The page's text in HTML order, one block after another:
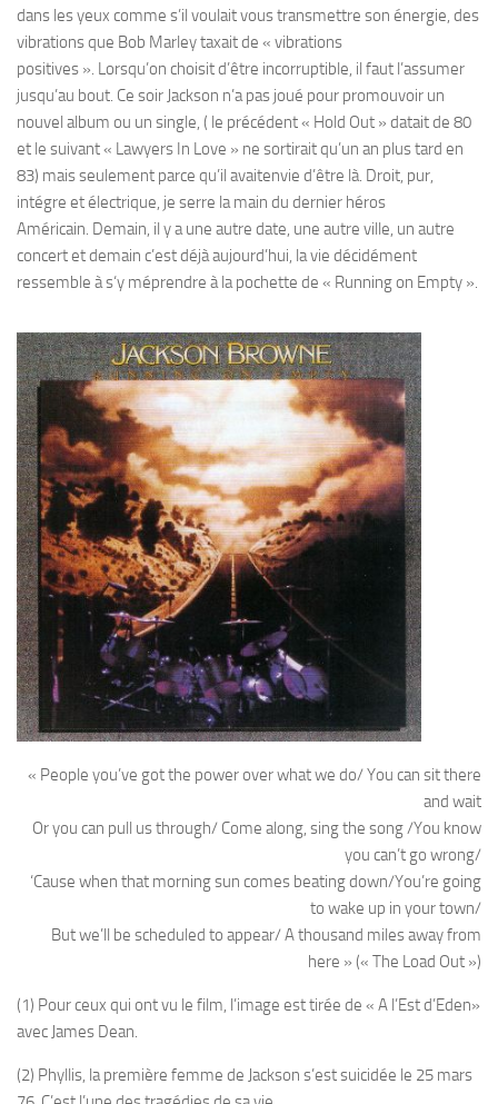
dans les yeux comme s’il voulait vous transmettre son énergie, des
vibrations que Bob Marley taxait de « vibrations
positives ». Lorsqu’on choisit d’être incorruptible, il faut l’assumer
jusqu’au bout. Ce soir Jackson n’a pas joué pour promouvoir un
nouvel album ou un single, ( le précédent « Hold Out » datait de 80
et le suivant « Lawyers In Love » ne sortirait qu’un an plus tard en
83) mais seulement parce qu’il avaitenvie d’être là. Droit, pur,
intégre et électrique, je serre la main du dernier héros
Américain. Demain, il y a une autre date, une autre ville, un autre
concert et demain c’est déjà aujourd’hui, la vie décidément
ressemble à s‘y méprendre à la pochette de « Running on Empty ».
« People you’ve got the power over what we do/ You can sit there
and wait
Or you can pull us through/ Come along, sing the song /You know
you can’t go wrong/
‘Cause when that morning sun comes beating down/You’re going
to wake up in your town/
But we’ll be scheduled to appear/ A thousand miles away from
here » (« The Load Out »)
(1) Pour ceux qui ont vu le film, l’image est tirée de « A l’Est d’Eden»
avec James Dean.
(2) Phyllis, la première femme de Jackson s’est suicidée le 25 mars